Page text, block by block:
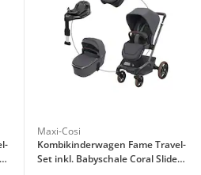
Maxi-Cosi
Kombikinderwagen Fame Travel-
Set inkl. Babyschale Coral Slide